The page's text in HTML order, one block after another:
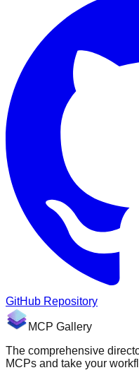
GitHub Repository
MCP Gallery
The comprehensive
MCPs and take your